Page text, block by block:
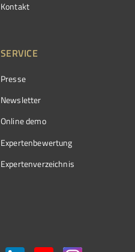
Kontakt
SERVICE
Presse
Newsletter
Online demo
Expertenbewertung
Expertenverzeichnis